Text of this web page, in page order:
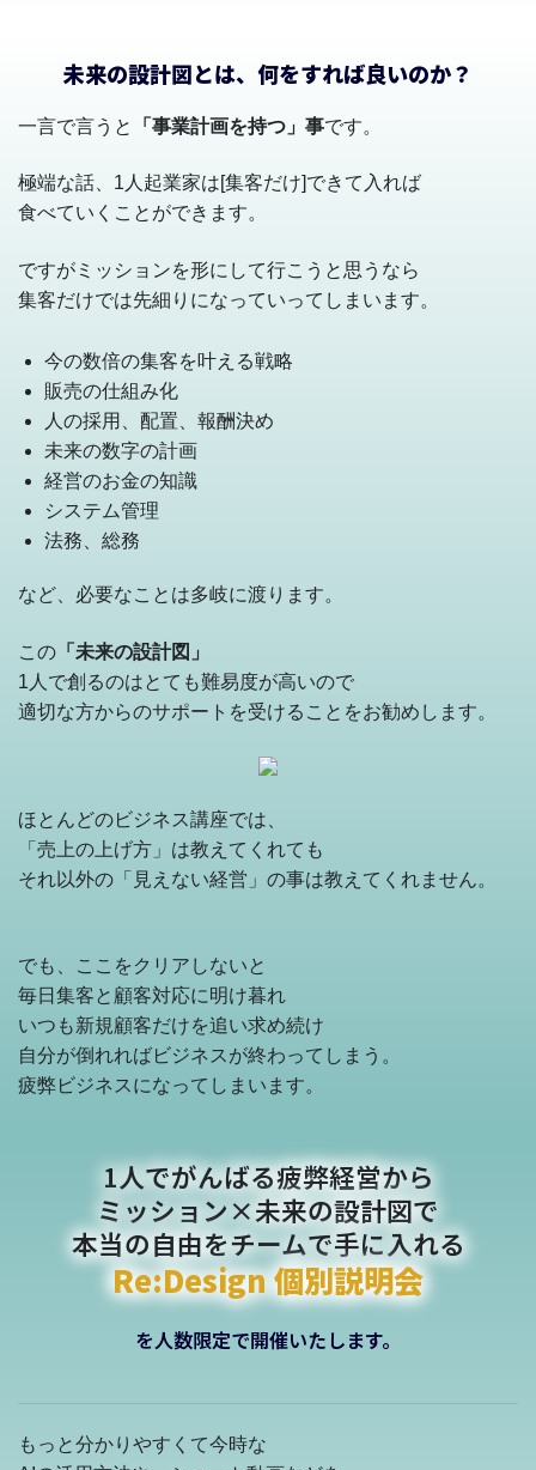
未来の設計図とは、何をすれば良いのか？
一言で言うと 「事業計画を持つ」事です。
極端な話、1人起業家は[集客だけ]できて入れば
食べていくことができます。
ですがミッションを形にして行こうと思うなら
集客だけでは先細りになっていってしまいます。
今の数倍の集客を叶える戦略
販売の仕組み化
人の採用、配置、報酬決め
未来の数字の計画
経営のお金の知識
システム管理
法務、総務
など、必要なことは多岐に渡ります。
この 「未来の設計図」
1人で創るのはとても難易度が高いので
適切な方からのサポートを受けることをお勧めします。
ほとんどのビジネス講座では、
「売上の上げ方」は教えてくれても
それ以外の「見えない経営」の事は教えてくれません。
でも、ここをクリアしないと
毎日集客と顧客対応に明け暮れ
いつも新規顧客だけを追い求め続け
自分が倒れればビジネスが終わってしまう。
疲弊ビジネスになってしまいます。
1人でがんばる疲弊経営から
ミッション×未来の設計図で
本当の自由をチームで手に入れる
Re:Design 個別説明会
を人数限定で開催いたします。
もっと分かりやすくて今時な